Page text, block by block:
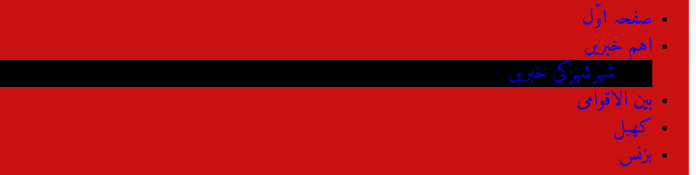
صفحہ اوّل
اہم خبریں
شہرشہرکی خبریں
بین الاقوامی
کھیل
بزنس